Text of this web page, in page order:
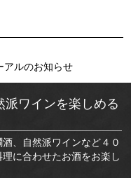
アルのお知らせ
ワインを楽しめる
、自然派ワインなど４０
に合わせたお酒をお楽し